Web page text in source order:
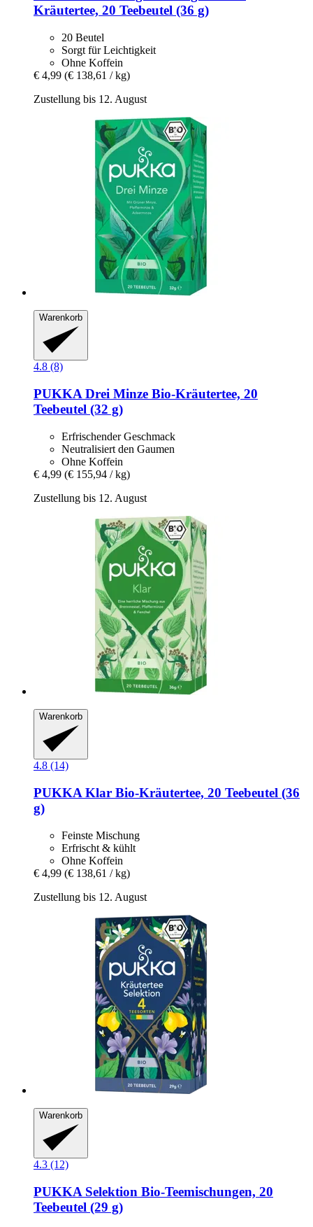
Kräutertee, 20 Teebeutel (36 g)
20 Beutel
Sorgt für Leichtigkeit
Ohne Koffein
€ 4,99 (€ 138,61 / kg)
Zustellung bis 12. August
Warenkorb
4.8 (8)
PUKKA Drei Minze Bio-​Kräutertee, 20
Teebeutel (32 g)
Erfrischender Geschmack
Neutralisiert den Gaumen
Ohne Koffein
€ 4,99 (€ 155,94 / kg)
Zustellung bis 12. August
Warenkorb
4.8 (14)
PUKKA Klar Bio-​Kräutertee, 20 Teebeutel (36
g)
Feinste Mischung
Erfrischt & kühlt
Ohne Koffein
€ 4,99 (€ 138,61 / kg)
Zustellung bis 12. August
Warenkorb
4.3 (12)
PUKKA Selektion Bio-​Teemischungen, 20
Teebeutel (29 g)